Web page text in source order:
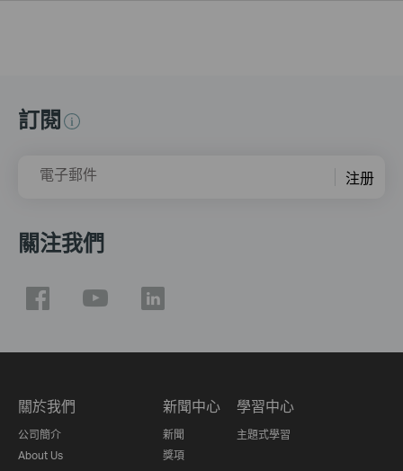
訂閱
電子郵件 注册
關注我們
關於我們
公司簡介
About Us
新聞中心
新聞
獎項
學習中心
主題式學習